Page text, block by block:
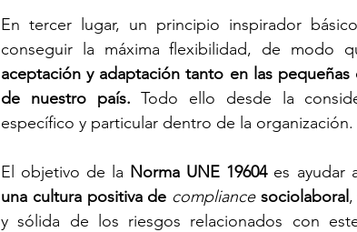
En tercer lugar, un principio inspirador
conseguir la máxima flexibilidad, de modo
aceptación y adaptación tanto en las
de nuestro país. Todo ello desde la
específico y particular dentro de la organización.
El objetivo de la Norma UNE 19604 es ayudar
una cultura positiva de compliance sociolaboral
y sólida de los riesgos relacionados con